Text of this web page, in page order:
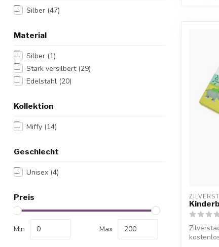
Silber (47)
Material
Silber (1)
Stark versilbert (29)
Edelstahl (20)
Kollektion
Miffy (14)
Geschlecht
Unisex (4)
Preis
Min Max